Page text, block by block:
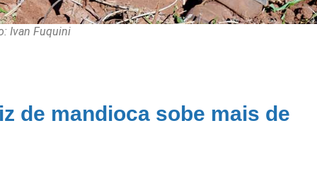
Ivan Fuquini
de mandioca sobe mais de